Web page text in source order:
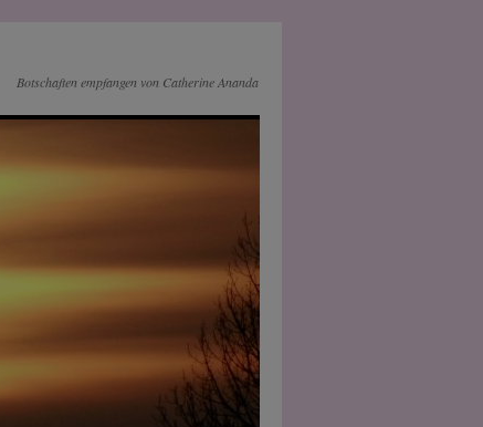
Botschaften empfangen von Catherine Ananda